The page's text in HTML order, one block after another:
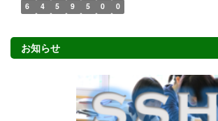
6 4 5 9 5 0 0
お知らせ